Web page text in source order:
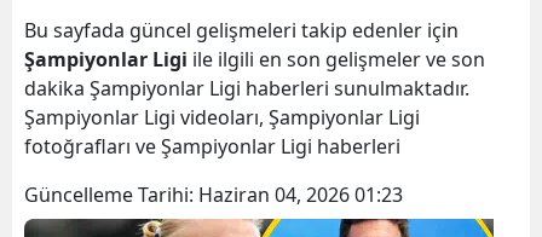
Bu sayfada güncel gelişmeleri takip edenler için
Şampiyonlar Ligi ile ilgili en son gelişmeler ve son
dakika Şampiyonlar Ligi haberleri sunulmaktadır.
Şampiyonlar Ligi videoları, Şampiyonlar Ligi
fotoğrafları ve Şampiyonlar Ligi haberleri
Güncelleme Tarihi: Haziran 04, 2026 01:23